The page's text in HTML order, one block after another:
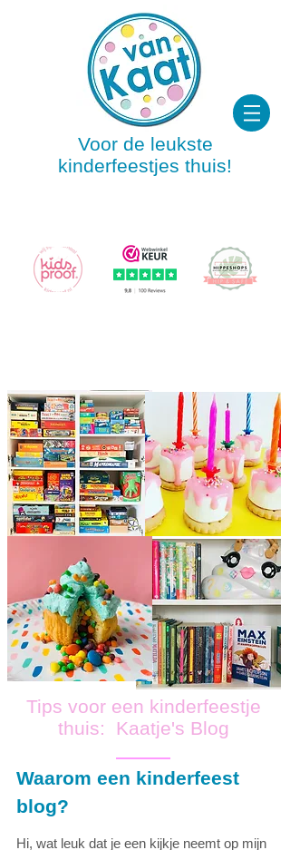
Voor de leukste
kinderfeestjes thuis!
Tips voor een kinderfeestje
thuis: Kaatje's Blog
Waarom een kinderfeest
blog?
Hi, wat leuk dat je een kijkje neemt op mijn